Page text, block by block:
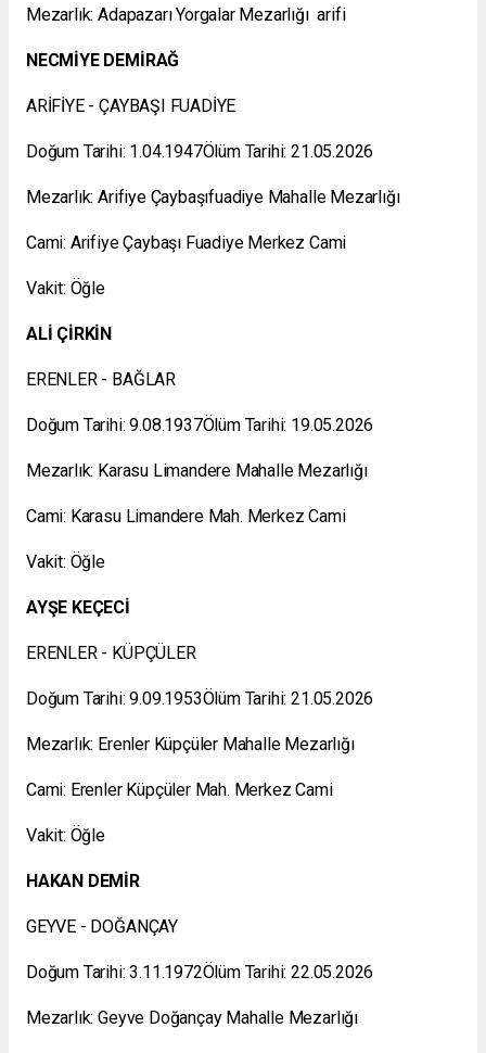
Mezarlık: Adapazarı Yorgalar Mezarlığı arifi
NECMİYE DEMİRAĞ
ARİFİYE - ÇAYBAŞI FUADİYE
Doğum Tarihi: 1.04.1947Ölüm Tarihi: 21.05.2026
Mezarlık: Arifiye Çaybaşıfuadiye Mahalle Mezarlığı
Cami: Arifiye Çaybaşı Fuadiye Merkez Cami
Vakit: Öğle
ALİ ÇİRKİN
ERENLER - BAĞLAR
Doğum Tarihi: 9.08.1937Ölüm Tarihi: 19.05.2026
Mezarlık: Karasu Limandere Mahalle Mezarlığı
Cami: Karasu Limandere Mah. Merkez Cami
Vakit: Öğle
AYŞE KEÇECİ
ERENLER - KÜPÇÜLER
Doğum Tarihi: 9.09.1953Ölüm Tarihi: 21.05.2026
Mezarlık: Erenler Küpçüler Mahalle Mezarlığı
Cami: Erenler Küpçüler Mah. Merkez Cami
Vakit: Öğle
HAKAN DEMİR
GEYVE - DOĞANÇAY
Doğum Tarihi: 3.11.1972Ölüm Tarihi: 22.05.2026
Mezarlık: Geyve Doğançay Mahalle Mezarlığı